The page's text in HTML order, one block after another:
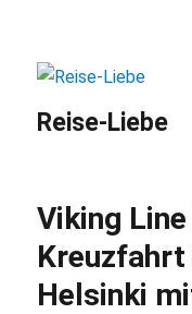
Reise-Liebe
Viking
Helsinki